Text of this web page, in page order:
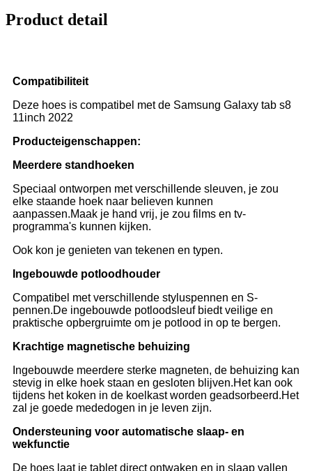
Product detail
Compatibiliteit
Deze hoes is compatibel met de Samsung Galaxy tab s8
11inch 2022
Producteigenschappen:
Meerdere standhoeken
Speciaal ontworpen met verschillende sleuven, je zou
elke staande hoek naar believen kunnen
aanpassen.Maak je hand vrij, je zou films en tv-
programma's kunnen kijken.
Ook kon je genieten van tekenen en typen.
Ingebouwde potloodhouder
Compatibel met verschillende styluspennen en S-
pennen.De ingebouwde potloodsleuf biedt veilige en
praktische opbergruimte om je potlood in op te bergen.
Krachtige magnetische behuizing
Ingebouwde meerdere sterke magneten, de behuizing kan
stevig in elke hoek staan ​​en gesloten blijven.Het kan ook
tijdens het koken in de koelkast worden geadsorbeerd.Het
zal je goede mededogen in je leven zijn.
Ondersteuning voor automatische slaap- en
wekfunctie
De hoes laat je tablet direct ontwaken en in slaap vallen